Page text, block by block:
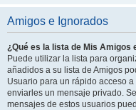
Amigos e Ignorados
¿Qué es la lista de Mis Amigos
Puede utilizar la lista para
añadidos a su lista de Amigos
Usuario para un rápido acceso
enviarles un mensaje privado.
mensajes de estos usuarios